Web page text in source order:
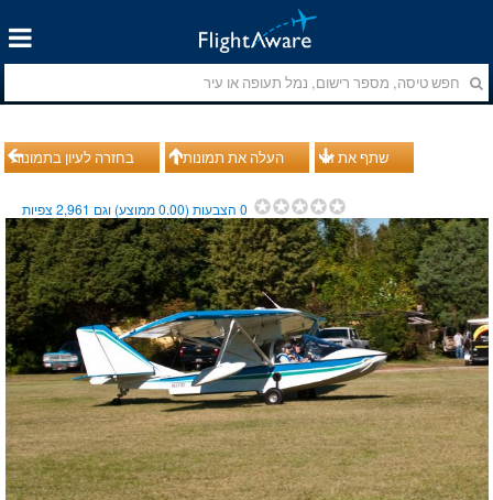
בחזרה לעיון בתמונות העלה את תמונותיך שתף את זה
0הצבעות (0.00ממוצע) וגם 2,961צפיות